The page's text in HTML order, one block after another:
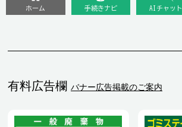
有料広告欄 バナー広告掲載のご案内
ホーム 手続きナビ AIチャット